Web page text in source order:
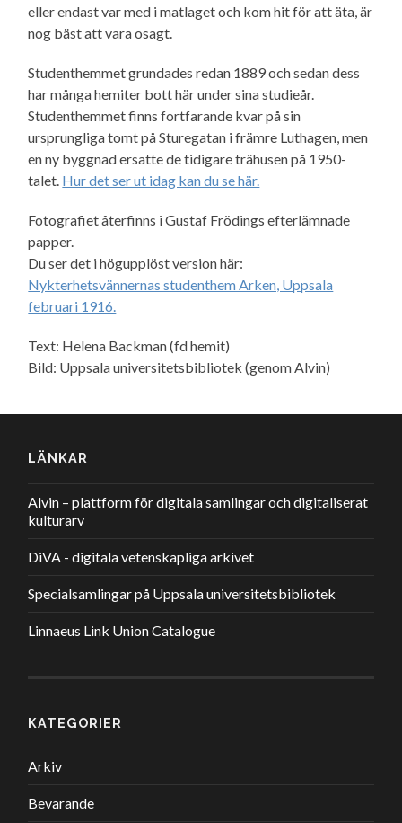
eller endast var med i matlaget och kom hit för att äta, är
nog bäst att vara osagt.
Studenthemmet grundades redan 1889 och sedan dess
har många hemiter bott här under sina studieår.
Studenthemmet finns fortfarande kvar på sin
ursprungliga tomt på Sturegatan i främre Luthagen, men
en ny byggnad ersatte de tidigare trähusen på 1950-
talet. Hur det ser ut idag kan du se här.
Fotografiet återfinns i Gustaf Frödings efterlämnade
papper.
Du ser det i högupplöst version här:
Nykterhetsvännernas studenthem Arken, Uppsala
februari 1916.
Text: Helena Backman (fd hemit)
Bild: Uppsala universitetsbibliotek (genom Alvin)
LÄNKAR
Alvin – plattform för digitala samlingar och digitaliserat
kulturarv
DiVA - digitala vetenskapliga arkivet
Specialsamlingar på Uppsala universitetsbibliotek
Linnaeus Link Union Catalogue
KATEGORIER
Arkiv
Bevarande